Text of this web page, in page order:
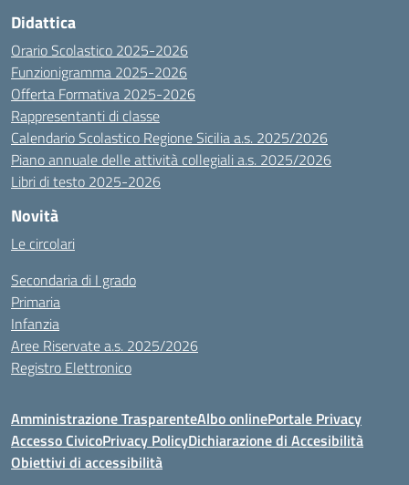
Didattica
Orario Scolastico 2025-2026
Funzionigramma 2025-2026
Offerta Formativa 2025-2026
Rappresentanti di classe
Calendario Scolastico Regione Sicilia a.s. 2025/2026
Piano annuale delle attività collegiali a.s. 2025/2026
Libri di testo 2025-2026
Novità
Le circolari
Secondaria di I grado
Primaria
Infanzia
Aree Riservate a.s. 2025/2026
Registro Elettronico
Amministrazione TrasparenteAlbo onlinePortale Privacy
Accesso CivicoPrivacy PolicyDichiarazione di Accesibilità
Obiettivi di accessibilità